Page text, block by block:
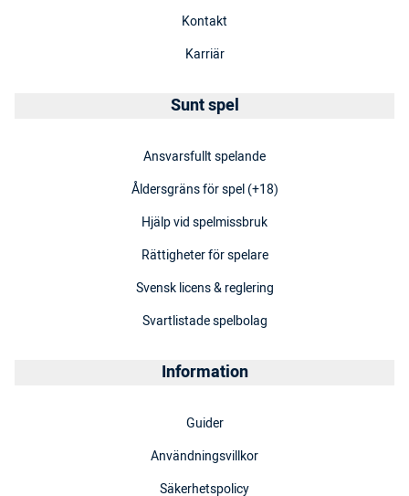
Kontakt
Karriär
Sunt spel
Ansvarsfullt spelande
Åldersgräns för spel (+18)
Hjälp vid spelmissbruk
Rättigheter för spelare
Svensk licens & reglering
Svartlistade spelbolag
Information
Guider
Användningsvillkor
Säkerhetspolicy